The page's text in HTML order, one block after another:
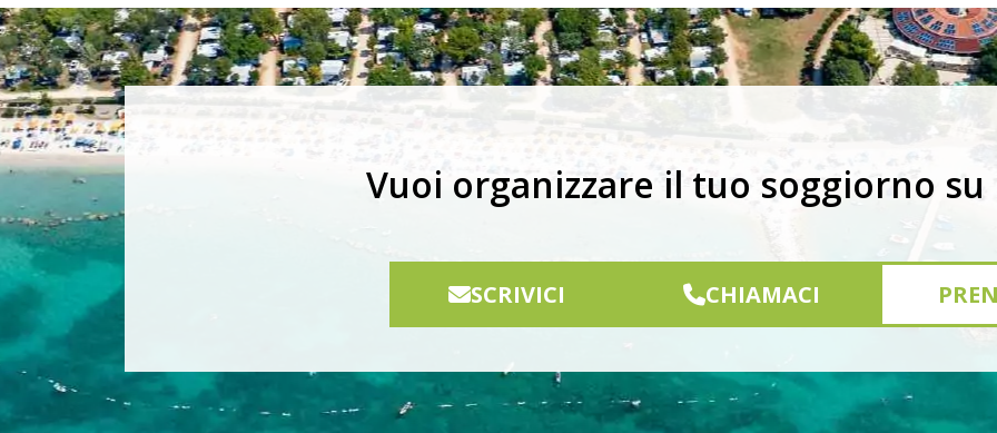
Vuoi organizzare il tuo soggiorno su
SCRIVICI CHIAMACI